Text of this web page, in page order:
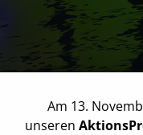
Am 13.
unseren